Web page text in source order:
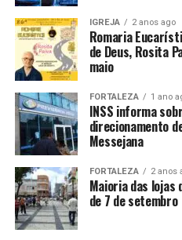
IGREJA 2 anos ago
Romaria
de Deus, Rosita
maio
FORTALEZA 1 ano
INSS informa
direcionamento
Messejana
FORTALEZA 2 anos
Maioria das lojas
de 7 de setembro